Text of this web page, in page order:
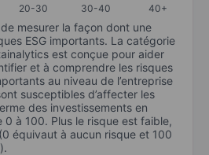
20-30 30-40 40+
mesurer la façon dont une
ESG importants. La catégorie
est conçue pour aider
et à comprendre les risques
au niveau de l’entreprise
susceptibles d’affecter les
des investissements en
0 à 100. Plus le risque est faible,
équivaut à aucun risque et 100